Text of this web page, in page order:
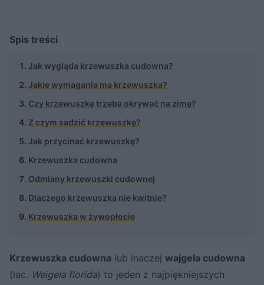
Spis treści
Jak wygląda krzewuszka cudowna?
Jakie wymagania ma krzewuszka?
Czy krzewuszkę trzeba okrywać na zimę?
Z czym sadzić krzewuszkę?
Jak przycinać krzewuszkę?
Krzewuszka cudowna
Odmiany krzewuszki cudownej
Dlaczego krzewuszka nie kwitnie?
Krzewuszka w żywopłocie
Krzewuszka cudowna lub inaczej wajgela cudowna
(łac. Weigela florida) to jeden z najpiękniejszych